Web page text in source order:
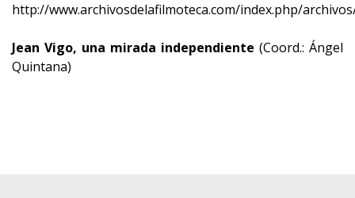
http://www.archivosdelafilmoteca.com/index.php/
Jean Vigo, una mirada independiente (Coord.: Ángel
Quintana)